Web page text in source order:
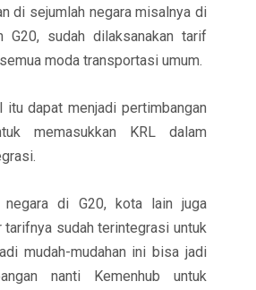
di sejumlah negara misalnya di
G20, sudah dilaksanakan tarif
moda transportasi umum.
itu dapat menjadi pertimbangan
memasukkan KRL dalam
negara di G20, kota lain juga
tarifnya sudah terintegrasi untuk
mudah-mudahan ini bisa jadi
nanti Kemenhub untuk